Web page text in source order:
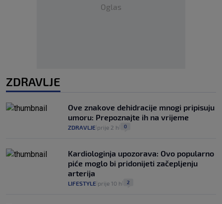
Oglas
ZDRAVLJE
Ove znakove dehidracije mnogi pripisuju
umoru: Prepoznajte ih na vrijeme
ZDRAVLJE prije 2 h 0
Kardiologinja upozorava: Ovo popularno
piće moglo bi pridonijeti začepljenju
arterija
LIFESTYLE prije 10 h 2